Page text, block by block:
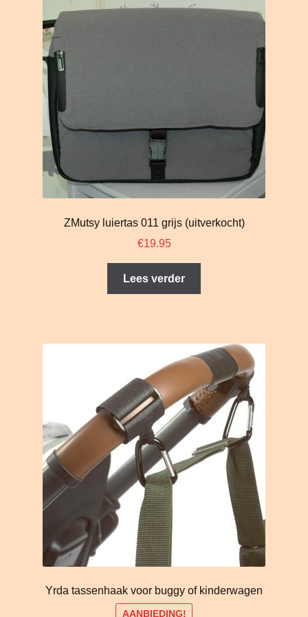
ZMutsy luiertas 011 grijs (uitverkocht)
€19.95
Lees verder
Yrda tassenhaak voor buggy of kinderwagen
AANBIEDING!